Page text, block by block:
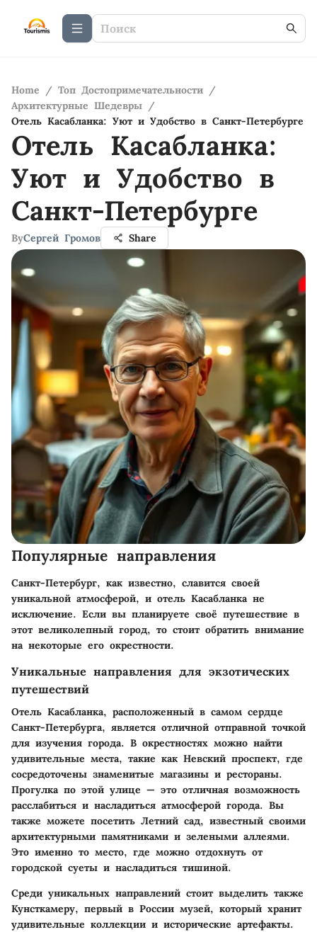
Home / Топ Достопримечательности /
Архитектурные Шедевры /
Отель Касабланка: Уют и Удобство в Санкт-Петербурге
Отель Касабланка:
Уют и Удобство в
Санкт-Петербурге
ByСергей Громов Share
Популярные направления
Санкт-Петербург, как известно, славится своей
уникальной атмосферой, и отель Касабланка не
исключение. Если вы планируете своё путешествие в
этот великолепный город, то стоит обратить внимание
на некоторые его окрестности.
Уникальные направления для экзотических
путешествий
Отель Касабланка, расположенный в самом сердце
Санкт-Петербурга, является отличной отправной точкой
для изучения города. В окрестностях можно найти
удивительные места, такие как Невский проспект, где
сосредоточены знаменитые магазины и рестораны.
Прогулка по этой улице — это отличная возможность
расслабиться и насладиться атмосферой города. Вы
также можете посетить Летний сад, известный своими
архитектурными памятниками и зелеными аллеями.
Это именно то место, где можно отдохнуть от
городской суеты и насладиться тишиной.
Среди уникальных направлений стоит выделить также
Кунсткамеру, первый в России музей, который хранит
удивительные коллекции и исторические артефакты.